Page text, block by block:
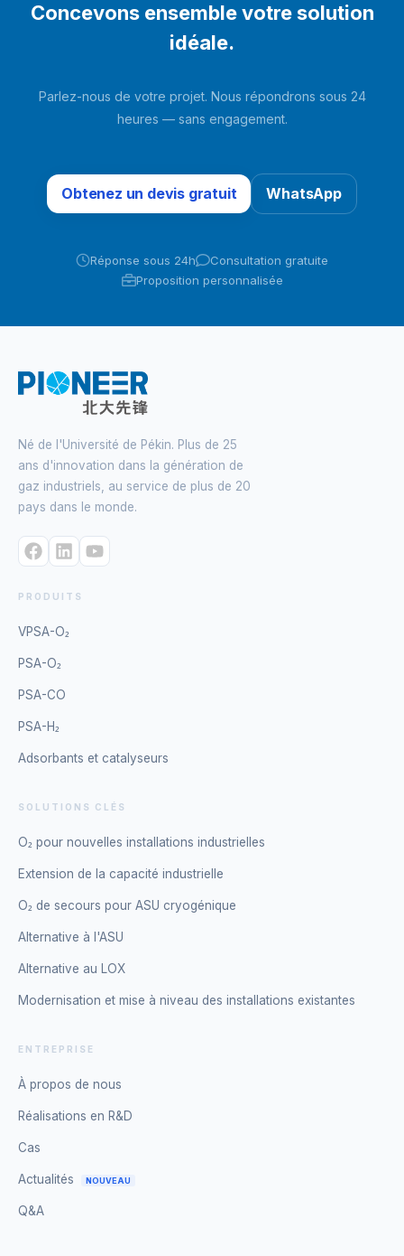
Concevons ensemble votre solution
idéale.
Parlez-nous de votre projet. Nous répondrons sous 24
heures — sans engagement.
Obtenez un devis gratuit WhatsApp
Réponse sous 24h
Consultation gratuite
Proposition personnalisée
Né de l'Université de Pékin. Plus de 25
ans d'innovation dans la génération de
gaz industriels, au service de plus de 20
pays dans le monde.
PRODUITS
VPSA-O₂
PSA-O₂
PSA-CO
PSA-H₂
Adsorbants et catalyseurs
SOLUTIONS CLÉS
O₂ pour nouvelles installations industrielles
Extension de la capacité industrielle
O₂ de secours pour ASU cryogénique
Alternative à l'ASU
Alternative au LOX
Modernisation et mise à niveau des installations existantes
ENTREPRISE
À propos de nous
Réalisations en R&D
Cas
Actualités NOUVEAU
Q&A